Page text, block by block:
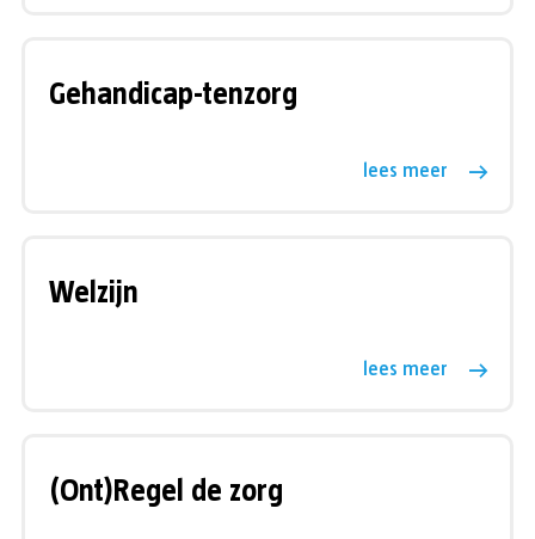
Gehandicap-tenzorg
lees meer
Welzijn
lees meer
(Ont)Regel de zorg